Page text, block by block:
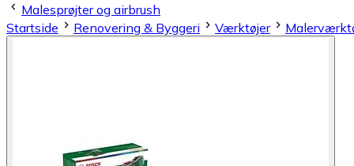
Malesprøjter og airbrush
Startside
Renovering & Byggeri Værktøjer